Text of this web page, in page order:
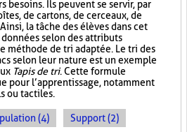
besoins. Ils peuvent se servir, par
de cartons, de cerceaux, de
la tâche des élèves dans cet
selon des attributs
méthode de tri adaptée. Le tri des
selon leur nature est un exemple
Tapis de tri. Cette formule
pour l’apprentissage, notamment
ou tactiles.
(4) Support (2)